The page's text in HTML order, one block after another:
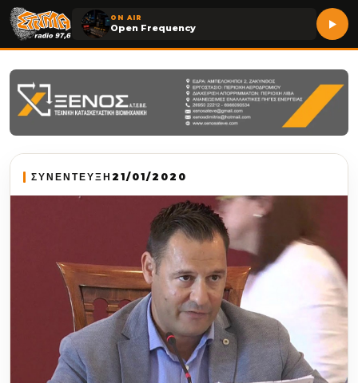
ON AIR
Open Frequency
ΣΥΝΕΝΤΕΥΞΗ 21/01/2020